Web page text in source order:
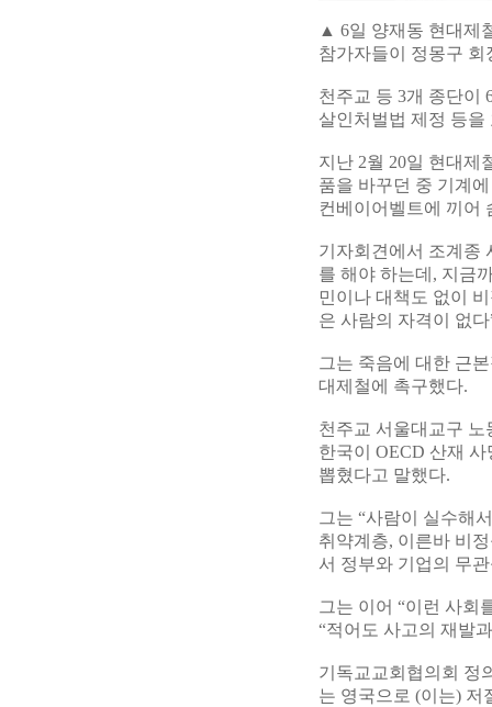
▲ 6일 양재동 현대제
참가자들이 정몽구
천주교 등 3개 종단이
살인처벌법 제정 등을
지난 2월 20일 현대제
품을 바꾸던 중 기계
컨베이어벨트에 끼어
기자회견에서 조계종
를 해야 하는데, 지금
민이나 대책도 없이
은 사람의 자격이 없
그는 죽음에 대한 근
대제철에 촉구했다.
천주교 서울대교구 노
한국이 OECD 산재
뽑혔다고 말했다.
그는 “사람이 실수해
취약계층, 이른바 비
서 정부와 기업의 무
그는 이어 “이런 사회
“적어도 사고의 재발
기독교교회협의회 정
는 영국으로 (이는) 저